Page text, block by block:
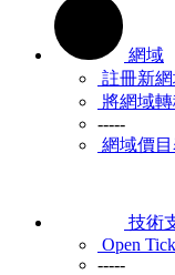
網域
註冊新
將網域
-----
網域價目
技術
Open
-----